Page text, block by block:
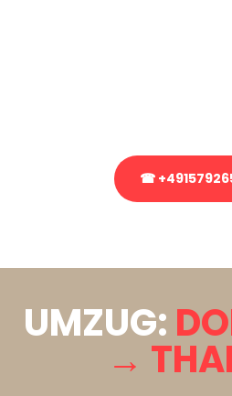
☎
UMZUG:
→